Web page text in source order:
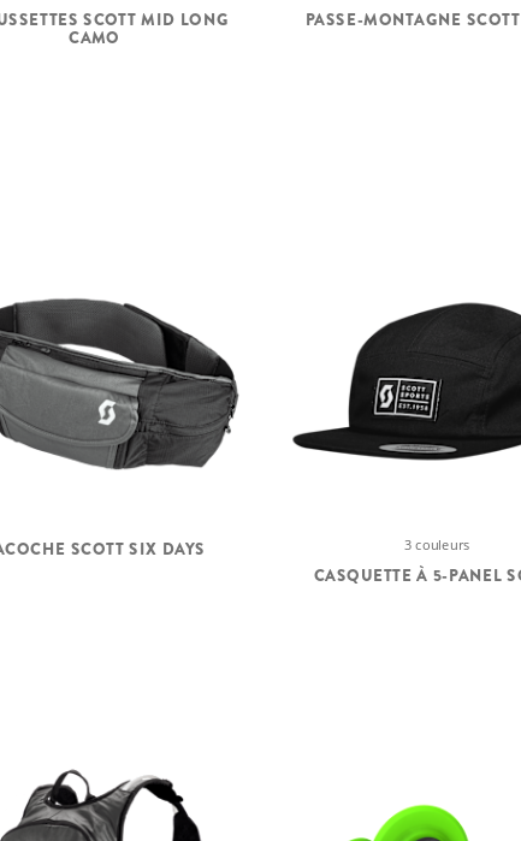
SCOTT MID LONG
CAMO
PASSE-MONTAGNE
SCOTT SIX DAYS 3 couleurs
CASQUETTE À 5-PANEL